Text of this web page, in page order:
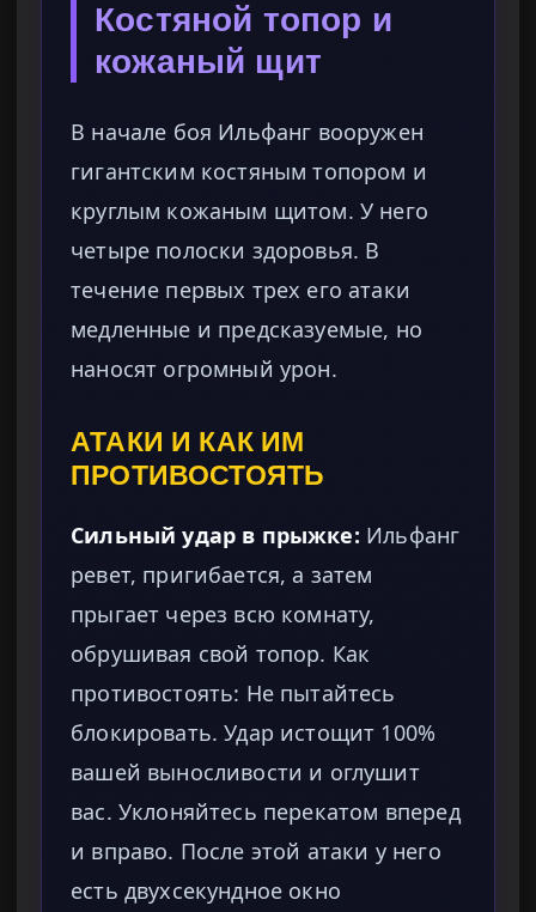
Костяной топор и
кожаный щит
В начале боя Ильфанг вооружен
гигантским костяным топором и
круглым кожаным щитом. У него
четыре полоски здоровья. В
течение первых трех его атаки
медленные и предсказуемые, но
наносят огромный урон.
АТАКИ И КАК ИМ
ПРОТИВОСТОЯТЬ
Сильный удар в прыжке: Ильфанг
ревет, пригибается, а затем
прыгает через всю комнату,
обрушивая свой топор. Как
противостоять: Не пытайтесь
блокировать. Удар истощит 100%
вашей выносливости и оглушит
вас. Уклоняйтесь перекатом вперед
и вправо. После этой атаки у него
есть двухсекундное окно